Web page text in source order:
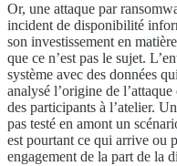
Or, une attaque par
incident de disponibilité
son investissement en
que ce n’est pas le sujet.
système avec des données
analysé l’origine de
des participants à l’atelier.
pas testé en amont un
est pourtant ce qui arrive ou
engagement de la part de la